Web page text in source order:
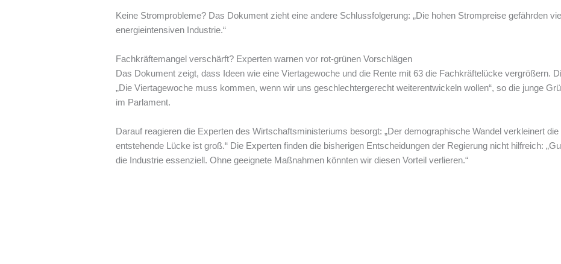
Keine Stromprobleme? Das Dokument zieht eine andere Schlussfolgerung: „Die hohen Strompreise gefährden
energieintensiven Industrie.“
Fachkräftemangel verschärft? Experten warnen vor rot-grünen Vorschlägen
Das Dokument zeigt, dass Ideen wie eine Viertagewoche und die Rente mit 63 die Fachkräftelücke vergrößern.
„Die Viertagewoche muss kommen, wenn wir uns geschlechtergerecht weiterentwickeln wollen“, so die junge
im Parlament.
Darauf reagieren die Experten des Wirtschaftsministeriums besorgt: „Der demographische Wandel verkleinert
entstehende Lücke ist groß.“ Die Experten finden die bisherigen Entscheidungen der Regierung nicht hilfreich:
die Industrie essenziell. Ohne geeignete Maßnahmen könnten wir diesen Vorteil verlieren.“